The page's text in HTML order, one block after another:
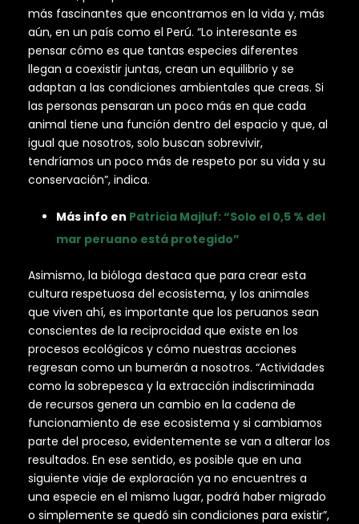
más fascinantes que encontramos en la vida y, más
aún, en un país como el Perú. “Lo interesante es
pensar cómo es que tantas especies diferentes
llegan a coexistir juntas, crean un equilibrio y se
adaptan a las condiciones ambientales que creas. Si
las personas pensaran un poco más en que cada
animal tiene una función dentro del espacio y que, al
igual que nosotros, solo buscan sobrevivir,
tendríamos un poco más de respeto por su vida y su
conservación”, indica.
Más info en Patricia Majluf: “Solo el 0,5 % del
mar peruano está protegido”
Asimismo, la bióloga destaca que para crear esta
cultura respetuosa del ecosistema, y los animales
que viven ahí, es importante que los peruanos sean
conscientes de la reciprocidad que existe en los
procesos ecológicos y cómo nuestras acciones
regresan como un bumerán a nosotros. “Actividades
como la sobrepesca y la extracción indiscriminada
de recursos genera un cambio en la cadena de
funcionamiento de ese ecosistema y si cambiamos
parte del proceso, evidentemente se van a alterar los
resultados. En ese sentido, es posible que en una
siguiente viaje de exploración ya no encuentres a
una especie en el mismo lugar, podrá haber migrado
o simplemente se quedó sin condiciones para existir”,